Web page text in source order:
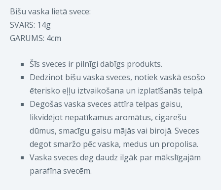
Bišu vaska lietā svece:
SVARS: 14g
GARUMS: 4cm
Šīs sveces ir pilnīgi dabīgs produkts.
Dedzinot bišu vaska sveces, notiek vaskā esošo
ēterisko eļļu iztvaikošana un izplatīšanās telpā.
Degošas vaska sveces attīra telpas gaisu,
likvidējot nepatīkamus aromātus, cigarešu
dūmus, smacīgu gaisu mājās vai birojā. Sveces
degot smaržo pēc vaska, medus un propolisa.
Vaska sveces deg daudz ilgāk par mākslīgajām
parafīna svecēm.